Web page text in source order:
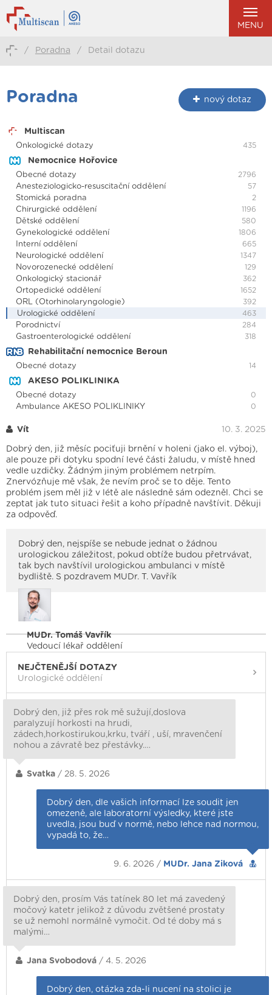
MENU
/ Poradna / Detail dotazu
Poradna nový dotaz
Multiscan
Onkologické dotazy 435
Nemocnice Hořovice
Obecné dotazy 2796
Anesteziologicko-resuscitační oddělení 57
Stomická poradna 2
Chirurgické oddělení 1196
Dětské oddělení 580
Gynekologické oddělení 1806
Interní oddělení 665
Neurologické oddělení 1347
Novorozenecké oddělení 129
Onkologický stacionář 362
Ortopedické oddělení 1652
ORL (Otorhinolaryngologie) 392
Urologické oddělení 463
Porodnictví 284
Gastroenterologické oddělení 318
Rehabilitační nemocnice Beroun
Obecné dotazy 14
AKESO POLIKLINIKA
Obecné dotazy 0
Ambulance AKESO POLIKLINIKY 0
Vít 10. 3. 2025
Dobrý den, již měsíc pociťuji brnění v holeni (jako el. výboj),
ale pouze při dotyku spodní levé části žaludu, v místě hned
vedle uzdičky. Žádným jiným problémem netrpím.
Znervózňuje mě však, že nevím proč se to děje. Tento
problém jsem měl již v létě ale následně sám odezněl. Chci se
zeptat jak tuto situaci řešit a koho případně navštívit. Děkuji
za odpověď.
Dobrý den, nejspíše se nebude jednat o žádnou
urologickou záležitost, pokud obtíže budou přetrvávat,
tak bych navštívil urologickou ambulanci v místě
bydliště. S pozdravem MUDr. T. Vavřík
MUDr. Tomáš Vavřík
Vedoucí lékař oddělení
NEJČTENĚJŠÍ DOTAZY
Urologické oddělení
Dobrý den, již přes rok mě sužují,doslova
paralyzují horkosti na hrudi,
zádech,horkostirukou,krku, tváří , uší, mravenčení
nohou a závratě bez přestávky.…
Svatka / 28. 5. 2026
Dobrý den, dle vašich informací lze soudit jen
omezeně, ale laboratorní výsledky, které jste
uvedla, jsou buď v normě, nebo lehce nad normou,
vypadá to, že…
9. 6. 2026 / MUDr. Jana Ziková
Dobrý den, prosím Vás tatínek 80 let má zavedený
močový katetr jelikož z důvodu zvětšené prostaty
se už nemohl normálně vymočit. Od té doby má s
malými…
Jana Svobodová / 4. 5. 2026
Dobrý den, otázka zda-li nucení na stolici je